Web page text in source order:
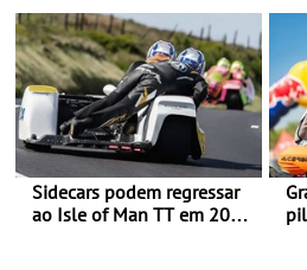
Categorias Adventure -
Vitória na Ultimate, Core e
Lite
Sidecars podem regressar
ao Isle of Man TT em 2027